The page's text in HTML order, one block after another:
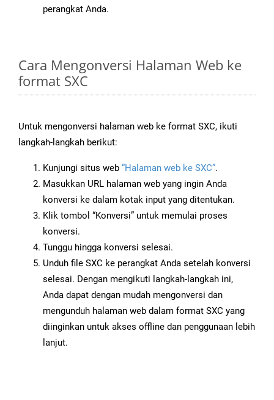
perangkat Anda.
Cara Mengonversi Halaman Web ke
format SXC
Untuk mengonversi halaman web ke format SXC, ikuti
langkah-langkah berikut:
Kunjungi situs web “Halaman web ke SXC”.
Masukkan URL halaman web yang ingin Anda
konversi ke dalam kotak input yang ditentukan.
Klik tombol “Konversi” untuk memulai proses
konversi.
Tunggu hingga konversi selesai.
Unduh file SXC ke perangkat Anda setelah konversi
selesai. Dengan mengikuti langkah-langkah ini,
Anda dapat dengan mudah mengonversi dan
mengunduh halaman web dalam format SXC yang
diinginkan untuk akses offline dan penggunaan lebih
lanjut.